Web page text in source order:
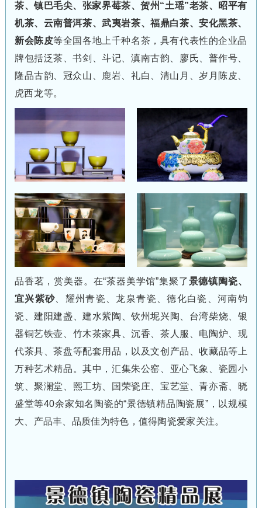
茶、镇巴毛尖、张家界莓茶、贺州“土瑶”老茶、昭平有
机茶、云南普洱茶、武夷岩茶、福鼎白茶、安化黑茶、
新会陈皮等全国各地上千种名茶，具有代表性的企业品
牌包括泛茶、书剑、斗记、滇南古韵、廖氏、普作号、
隆品古韵、冠众山、鹿岩、礼白、清山月、岁月陈皮、
虎西龙等。
品香茗，赏美器。在“茶器美学馆”集聚了景德镇陶瓷、
宜兴紫砂 、耀州青瓷、龙泉青瓷、德化白瓷、河南钧
瓷、建阳建盏、建水紫陶、钦州坭兴陶、台湾柴烧、银
器铜艺铁壶、竹木茶家具、沉香、茶人服、电陶炉、现
代茶具、茶盘等配套用品，以及文创产品、收藏品等上
万种艺术精品。其中，汇集朱公窑、亚心飞象、瓷园小
筑、聚澜堂、熙工坊、国荣瓷庄、宝艺堂、青亦斋、晓
盛堂等40余家知名陶瓷的“景德镇精品陶瓷展”，以规模
大、产品丰、品质佳为特色，值得陶瓷爱家关注。